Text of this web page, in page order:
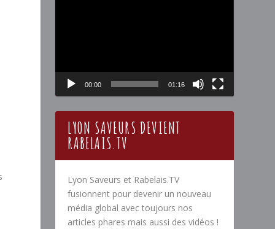
00:00 01:16
LYON SAVEURS DEVIENT
RABELAIS.TV
Lyon Saveurs et Rabelais.TV
fusionnent pour devenir un nouveau
média global avec toujours nos
articles phares mais aussi des vidéos !